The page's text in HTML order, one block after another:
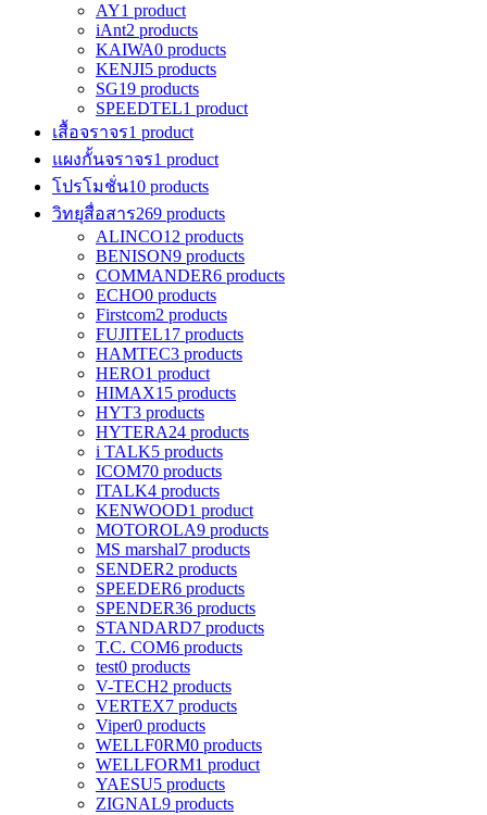
AY1 product
iAnt2 products
KAIWA0 products
KENJI5 products
SG19 products
SPEEDTEL1 product
เสื้อจราจร1 product
แผงกั้นจราจร1 product
โปรโมชั่น10 products
วิทยุสื่อสาร269 products
ALINCO12 products
BENISON9 products
COMMANDER6 products
ECHO0 products
Firstcom2 products
FUJITEL17 products
HAMTEC3 products
HERO1 product
HIMAX15 products
HYT3 products
HYTERA24 products
i TALK5 products
ICOM70 products
ITALK4 products
KENWOOD1 product
MOTOROLA9 products
MS marshal7 products
SENDER2 products
SPEEDER6 products
SPENDER36 products
STANDARD7 products
T.C. COM6 products
test0 products
V-TECH2 products
VERTEX7 products
Viper0 products
WELLF0RM0 products
WELLFORM1 product
YAESU5 products
ZIGNAL9 products